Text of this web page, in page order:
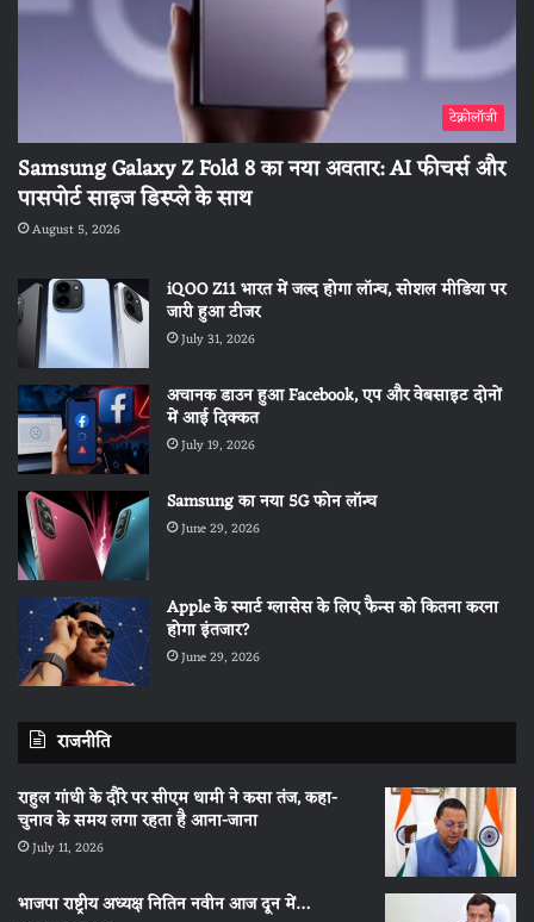
टेक्नोलॉजी
Samsung Galaxy Z Fold 8 का नया अवतार: AI फीचर्स और
पासपोर्ट साइज डिस्प्ले के साथ
August 5, 2026
iQOO Z11 भारत में जल्द होगा लॉन्च, सोशल मीडिया पर
जारी हुआ टीजर
July 31, 2026
अचानक डाउन हुआ Facebook, एप और वेबसाइट दोनों
में आई दिक्कत
July 19, 2026
Samsung का नया 5G फोन लॉन्च
June 29, 2026
Apple के स्मार्ट ग्लासेस के लिए फैन्स को कितना करना
होगा इंतजार?
June 29, 2026
राजनीति
राहुल गांधी के दौरे पर सीएम धामी ने कसा तंज, कहा-
चुनाव के समय लगा रहता है आना-जाना
July 11, 2026
भाजपा राष्ट्रीय अध्यक्ष नितिन नवीन आज दून में…